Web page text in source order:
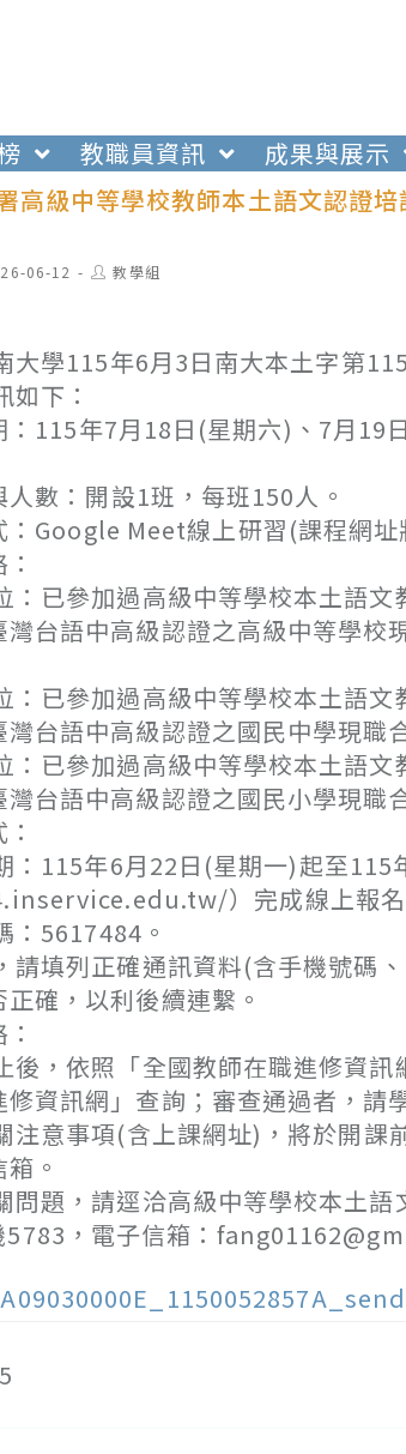
教職員資訊 成果與展示
高級中等學校教師本土語文認證
06-12
Post教學組
大學115年6月3日南大本土字第
下：
年7月18日(星期六)、7月19
：開設1班，每班150人。
Meet線上研習(課程網址
參加過高級中等學校本土語文
台語中高級認證之高級中等學
參加過高級中等學校本土語文
台語中高級認證之國民中學現職
參加過高級中等學校本土語文
台語中高級認證之國民小學現職
年6月22日(星期一)起至115
）完成線上報名
5617484。
列正確通訊資料(含手機號碼、
確，以利後續連繫。
依照「全國教師在職進修資訊
修資訊網」查詢；審查通過者，請
事項(含上課網址)，將於開課
。
問題，請逕洽高級中等學校本土語
，電子信箱：